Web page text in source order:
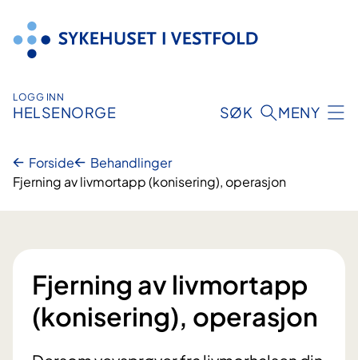
innhold
LOGG INN
HELSENORGE SØK MENY
Forside
Behandlinger
Fjerning av livmortapp (konisering), operasjon
Fjerning av livmortapp
(konisering), operasjon